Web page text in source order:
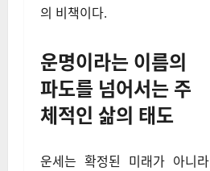
의 비책이다.
운명이라는 이름의
파도를 넘어서는 주
체적인 삶의 태도
운세는 확정된 미래가 아니라